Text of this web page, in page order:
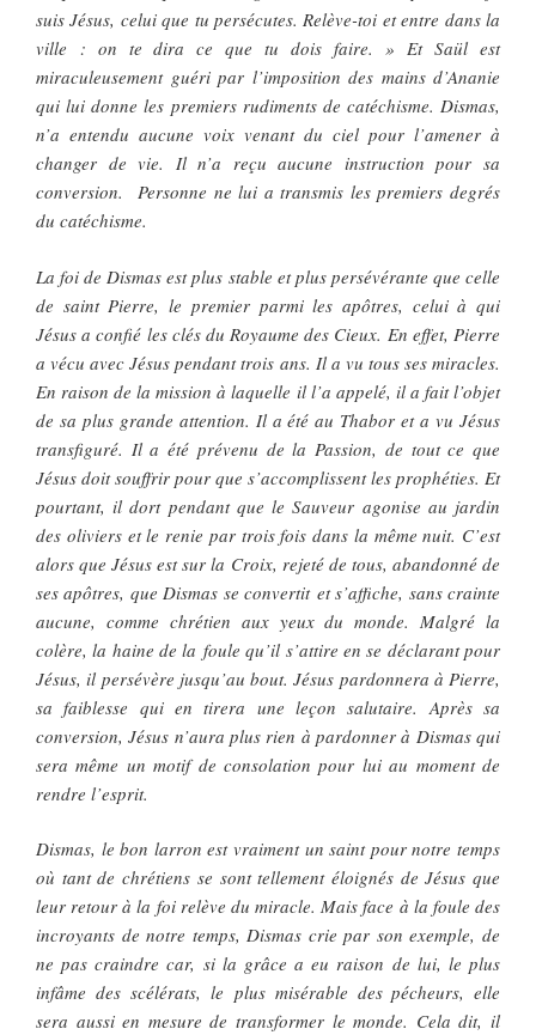
suis Jésus, celui que tu persécutes. Relève-toi et entre dans la
ville : on te dira ce que tu dois faire. » Et Saül est
miraculeusement guéri par l’imposition des mains d’Ananie
qui lui donne les premiers rudiments de catéchisme. Dismas,
n’a entendu aucune voix venant du ciel pour l’amener à
changer de vie. Il n’a reçu aucune instruction pour sa
conversion. Personne ne lui a transmis les premiers degrés
du catéchisme.
La foi de Dismas est plus stable et plus persévérante que celle
de saint Pierre, le premier parmi les apôtres, celui à qui
Jésus a confié les clés du Royaume des Cieux. En effet, Pierre
a vécu avec Jésus pendant trois ans. Il a vu tous ses miracles.
En raison de la mission à laquelle il l’a appelé, il a fait l’objet
de sa plus grande attention. Il a été au Thabor et a vu Jésus
transfiguré. Il a été prévenu de la Passion, de tout ce que
Jésus doit souffrir pour que s’accomplissent les prophéties. Et
pourtant, il dort pendant que le Sauveur agonise au jardin
des oliviers et le renie par trois fois dans la même nuit. C’est
alors que Jésus est sur la Croix, rejeté de tous, abandonné de
ses apôtres, que Dismas se convertit et s’affiche, sans crainte
aucune, comme chrétien aux yeux du monde. Malgré la
colère, la haine de la foule qu’il s’attire en se déclarant pour
Jésus, il persévère jusqu’au bout. Jésus pardonnera à Pierre,
sa faiblesse qui en tirera une leçon salutaire. Après sa
conversion, Jésus n’aura plus rien à pardonner à Dismas qui
sera même un motif de consolation pour lui au moment de
rendre l’esprit.
Dismas, le bon larron est vraiment un saint pour notre temps
où tant de chrétiens se sont tellement éloignés de Jésus que
leur retour à la foi relève du miracle. Mais face à la foule des
incroyants de notre temps, Dismas crie par son exemple, de
ne pas craindre car, si la grâce a eu raison de lui, le plus
infâme des scélérats, le plus misérable des pécheurs, elle
sera aussi en mesure de transformer le monde. Cela dit, il